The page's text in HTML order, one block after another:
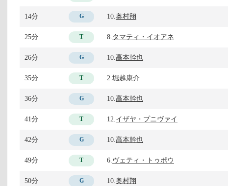
14分 G 10. 奥村翔
25分 T 8. タマティ・イオアネ
26分 G 10. 高本幹也
35分 T 2. 堀越康介
36分 G 10. 高本幹也
41分 T 12. イザヤ・プニヴァイ
42分 G 10. 高本幹也
49分 T 6. ヴェティ・トゥポウ
50分 G 10. 奥村翔